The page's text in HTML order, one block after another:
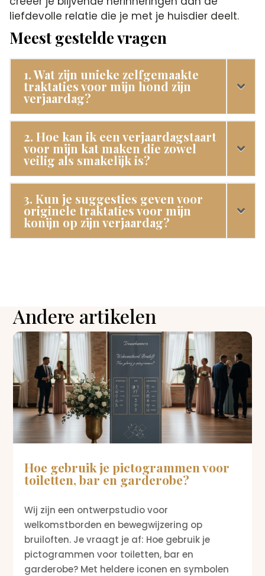
liefdevolle relatie die je met je huisdier deelt.​
Meest gestelde vragen
1. Wat zijn unieke zelfgemaakte
traktaties voor mijn hond zijn
verjaardag?
2. Hoe kan ik een verjaardagstaart
voor mijn kat maken die zowel
veilig als smakelijk is?
3. Kun je suggesties geven voor
originele traktaties voor mijn
konijn op zijn verjaardag?
Andere artikelen
Hoe gebruik je pictogrammen voor
toiletten, bar en garderobe?
Wij zijn een ontwerpstudio voor
welkomstborden en bewegwijzering op
bruiloften. Je vraagt je af: Hoe gebruik je
pictogrammen voor toiletten, bar en
garderobe? Met heldere iconen en symbolen